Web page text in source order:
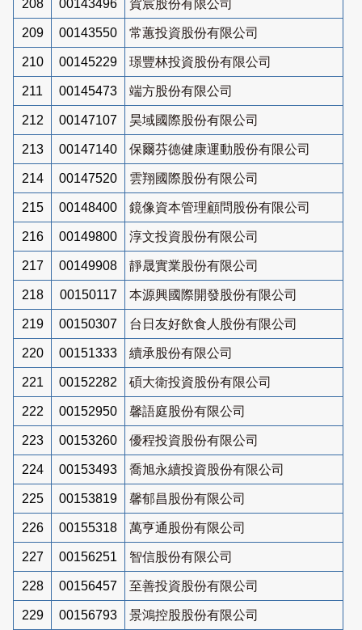
208 00143496 賀宸股份有限公司
209 00143550 常蕙投資股份有限公司
210 00145229 璟豐林投資股份有限公司
211 00145473 端方股份有限公司
212 00147107 昊域國際股份有限公司
213 00147140 保爾芬德健康運動股份有限公司
214 00147520 雲翔國際股份有限公司
215 00148400 鏡像資本管理顧問股份有限公司
216 00149800 淳文投資股份有限公司
217 00149908 靜晟實業股份有限公司
218 00150117 本源興國際開發股份有限公司
219 00150307 台日友好飲食人股份有限公司
220 00151333 續承股份有限公司
221 00152282 碩大衛投資股份有限公司
222 00152950 馨語庭股份有限公司
223 00153260 優程投資股份有限公司
224 00153493 喬旭永續投資股份有限公司
225 00153819 馨郁昌股份有限公司
226 00155318 萬亨通股份有限公司
227 00156251 智信股份有限公司
228 00156457 至善投資股份有限公司
229 00156793 景鴻控股股份有限公司